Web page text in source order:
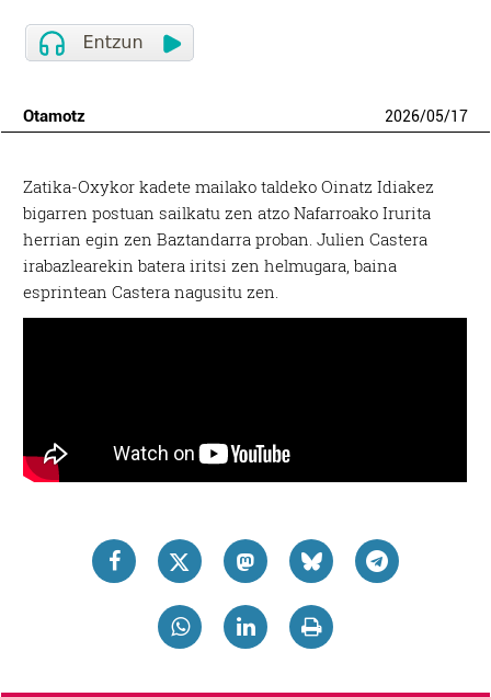
Otamotz 2026/05/17
Zatika-Oxykor kadete mailako taldeko Oinatz Idiakez
bigarren postuan sailkatu zen atzo Nafarroako Irurita
herrian egin zen Baztandarra proban. Julien Castera
irabazlearekin batera iritsi zen helmugara, baina
esprintean Castera nagusitu zen.